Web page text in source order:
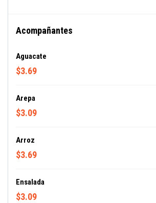
Acompañantes
Aguacate
$3.69
Arepa
$3.09
Arroz
$3.69
Ensalada
$3.09